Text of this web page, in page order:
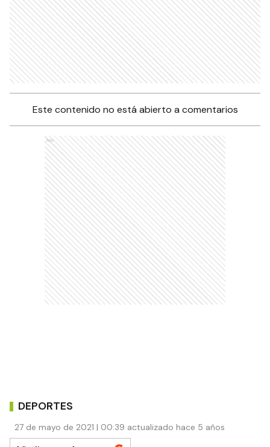
Este contenido no está abierto a comentarios
Ads
DEPORTES
27 de mayo de 2021 | 00:39 actualizado hace 5 años